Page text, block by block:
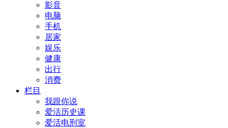
影音
电脑
手机
居家
娱乐
健康
出行
消费
栏目
我跟你说
爱活历史课
爱活电刑室